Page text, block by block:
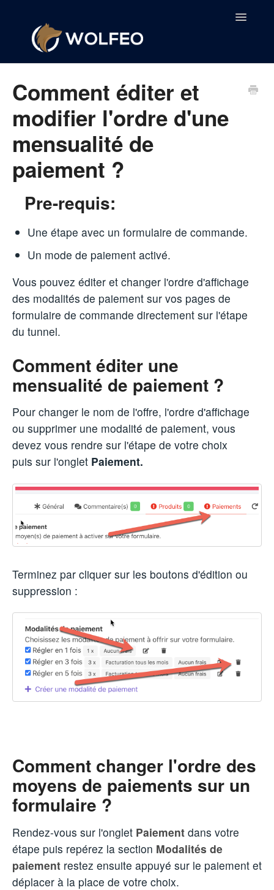
Toggle
Wolfeo English
Comment éditer et
modifier l'ordre d'une
mensualité de
paiement ?
Pre-requis:
Une étape avec un formulaire de commande.
Un mode de paiement activé.
Vous pouvez éditer et changer l'ordre d'affichage
des modalités de paiement sur vos pages de
formulaire de commande directement sur l'étape
du tunnel.
Comment éditer une
mensualité de paiement ?
Pour changer le nom de l'offre, l'ordre d'affichage
ou supprimer une modalité de paiement, vous
devez vous rendre sur l'étape de votre choix
puis sur l'onglet Paiement.
Terminez par cliquer sur les boutons d'édition ou
suppression :
Comment changer l'ordre des
moyens de paiements sur un
formulaire ?
Rendez-vous sur l'onglet Paiement dans votre
étape puis repérez la section Modalités de
paiement restez ensuite appuyé sur le paiement et
déplacer à la place de votre choix.